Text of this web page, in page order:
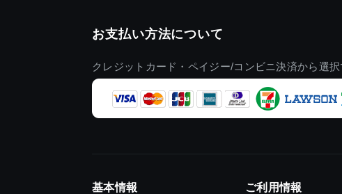
お支払い方法について
クレジットカード・ペイジー/コンビニ決済から選択
基本情報 ご利用情報